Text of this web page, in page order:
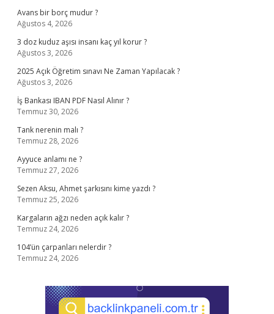
Avans bir borç mudur ?
Ağustos 4, 2026
3 doz kuduz aşısı insanı kaç yıl korur ?
Ağustos 3, 2026
2025 Açık Öğretim sınavı Ne Zaman Yapılacak ?
Ağustos 3, 2026
İş Bankası IBAN PDF Nasıl Alınır ?
Temmuz 30, 2026
Tank nerenin malı ?
Temmuz 28, 2026
Ayyuce anlamı ne ?
Temmuz 27, 2026
Sezen Aksu, Ahmet şarkısını kime yazdı ?
Temmuz 25, 2026
Kargaların ağzı neden açık kalır ?
Temmuz 24, 2026
104’ün çarpanları nelerdir ?
Temmuz 24, 2026